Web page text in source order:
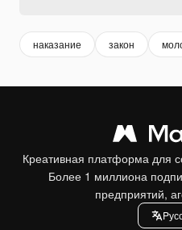
наказание закон
Креативная платформа для
Более 1 миллиона
предприятий,